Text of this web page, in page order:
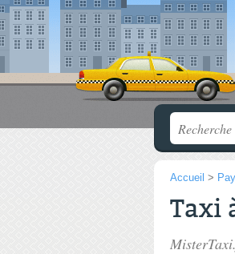
Accueil >
Taxi